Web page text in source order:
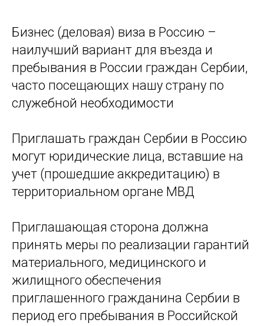
Бизнес (деловая) виза в Россию –
наилучший вариант для въезда и
пребывания в России граждан Сербии,
часто посещающих нашу страну по
служебной необходимости
Приглашать граждан Сербии в Россию
могут юридические лица, вставшие на
учет (прошедшие аккредитацию) в
территориальном органе МВД
Приглашающая сторона должна
принять меры по реализации гарантий
материального, медицинского и
жилищного обеспечения
приглашенного гражданина Сербии в
период его пребывания в Российской